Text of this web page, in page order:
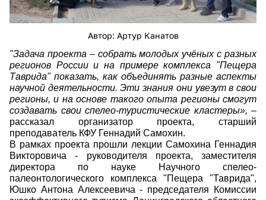
Автор: Артур Канатов
"Задача проекта – собрать молодых учёных с разных
регионов России и на примере комплекса "Пещера
Таврида" показать, как объединять разные аспекты
научной деятельности. Эти знания они увезут в свои
регионы, и на основе такого опыта регионы смогут
создавать свои спелео-туристические кластеры», –
рассказал организатор проекта, старший
преподаватель КФУ Геннадий Самохин.
В рамках проекта прошли лекции Самохина Геннадия
Викторовича - руководителя проекта, заместителя
директора по науке Научного спелео-
палеонтологического комплекса "Пещера "Таврида",
Юшко Антона Алексеевича - председателя Комиссии